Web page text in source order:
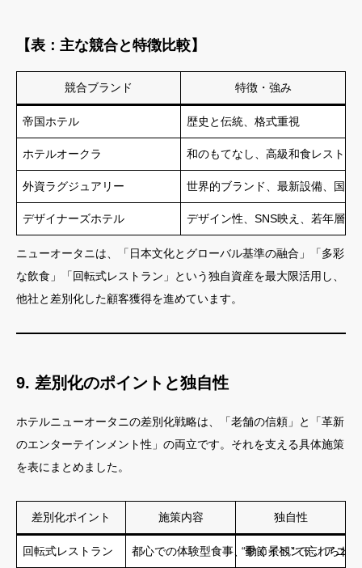
【表：主な競合と特徴比較】
競合ブランド 特徴・強み
帝国ホテル 歴史と伝統、格式重視
ホテルオークラ 和のもてなし、高級和食レストラ
外資ラグジュアリー 世界的ブランド、最新設備、国際
デザイナーズホテル デザイン性、SNS映え、若年層タ
ニューオータニは、「日本文化とグローバル基準の融合」「多彩
な飲食」「回転式レストラン」という独自資産を最大限活用し、
他社と差別化した顧客獲得を進めています。
9. 差別化のポイントと独自性
ホテルニューオータニの差別化戦略は、「老舗の信頼」と「革新
のエンターテインメント性」の両立です。それを支える具体施策
を表にまとめました。
差別化ポイント 施策内容 独自性
回転式レストラン 都心での体験型食事、季節イベント、アニバ
“動く景観”で忘れられ